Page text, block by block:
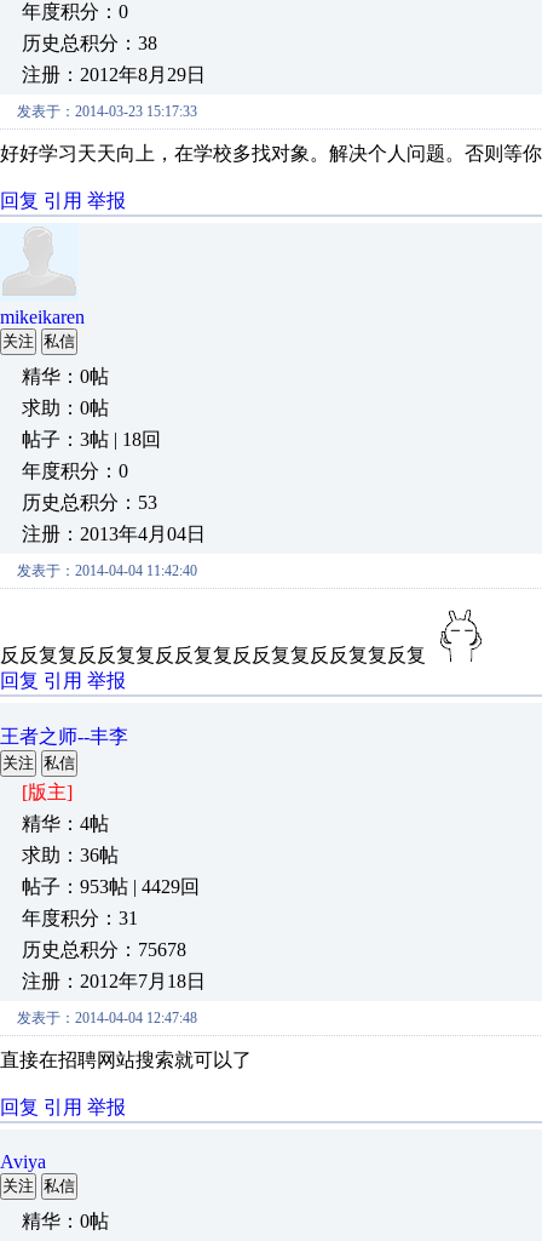
年度积分：0
历史总积分：38
注册：2012年8月29日
发表于：2014-03-23 15:17:33
好好学习天天向上，在学校多找对象。解决个人问题。否则
回复 引用 举报
mikeikaren
关注 私信
精华：0帖
求助：0帖
帖子：3帖 | 18回
年度积分：0
历史总积分：53
注册：2013年4月04日
发表于：2014-04-04 11:42:40
反反复复反反复复反反复复反反复复反反复复反复
回复 引用 举报
王者之师--丰李
关注 私信
[版主]
精华：4帖
求助：36帖
帖子：953帖 | 4429回
年度积分：31
历史总积分：75678
注册：2012年7月18日
发表于：2014-04-04 12:47:48
直接在招聘网站搜索就可以了
回复 引用 举报
Aviya
关注 私信
精华：0帖